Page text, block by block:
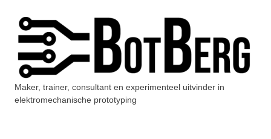
inhoud
BotBerg
Maker, trainer, consultant en experimenteel uitvinder in
elektromechanische prototyping